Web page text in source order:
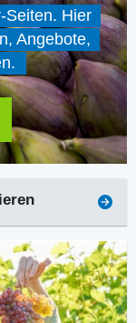
Seiten. Hier
Angebote,